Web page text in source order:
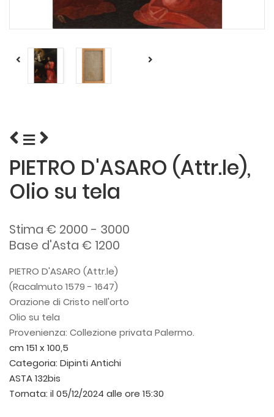
PIETRO D'ASARO (Attr.le),
Olio su tela
Stima € 2000 - 3000
Base d'Asta € 1200
PIETRO D'ASARO (Attr.le)
(Racalmuto 1579 - 1647)
Orazione di Cristo nell'orto
Olio su tela
Provenienza: Collezione privata Palermo.
cm 151 x 100,5
Categoria: Dipinti Antichi
ASTA 132bis
Tornata: il 05/12/2024 alle ore 15:30